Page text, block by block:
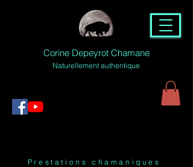
Corine Depeyrot Chamane
Naturellement authentique
Prestations chamaniques